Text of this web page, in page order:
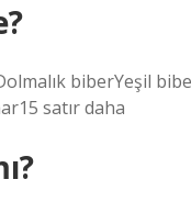
biberYeşil
satır daha